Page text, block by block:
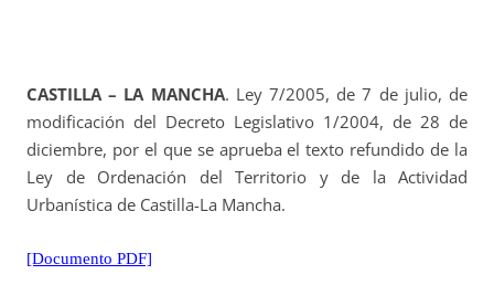
CASTILLA – LA MANCHA. Ley 7/2005, de 7 de julio, de
modificación del Decreto Legislativo 1/2004, de 28 de
diciembre, por el que se aprueba el texto refundido de la
Ley de Ordenación del Territorio y de la Actividad
Urbanística de Castilla-La Mancha.
[Documento PDF]